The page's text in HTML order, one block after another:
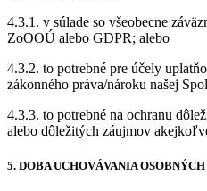
4.3.1. v súlade so všeobecne
ZoOOÚ alebo GDPR; alebo
4.3.2. to potrebné pre účely
zákonného práva/nároku našej
4.3.3. to potrebné na ochranu
alebo dôležitých záujmov
5. DOBA UCHOVÁVANIA